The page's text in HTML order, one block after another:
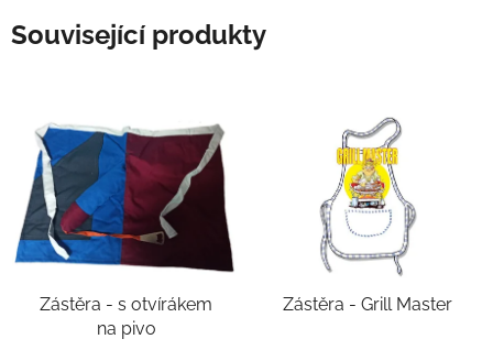
Související produkty
Zástěra - s otvírákem
na pivo
Zástěra - Grill Master